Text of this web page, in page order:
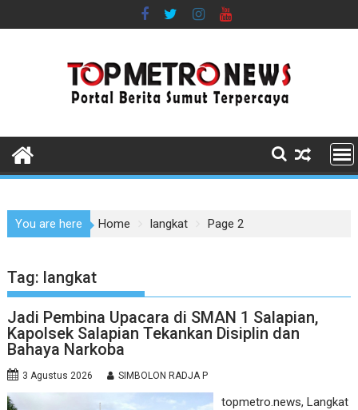
to
You are here Home langkat Page 2
Tag: langkat
Jadi Pembina Upacara di SMAN 1 Salapian,
Kapolsek Salapian Tekankan Disiplin dan
Bahaya Narkoba
3 Agustus 2026 SIMBOLON RADJA P
topmetro.news, Langkat